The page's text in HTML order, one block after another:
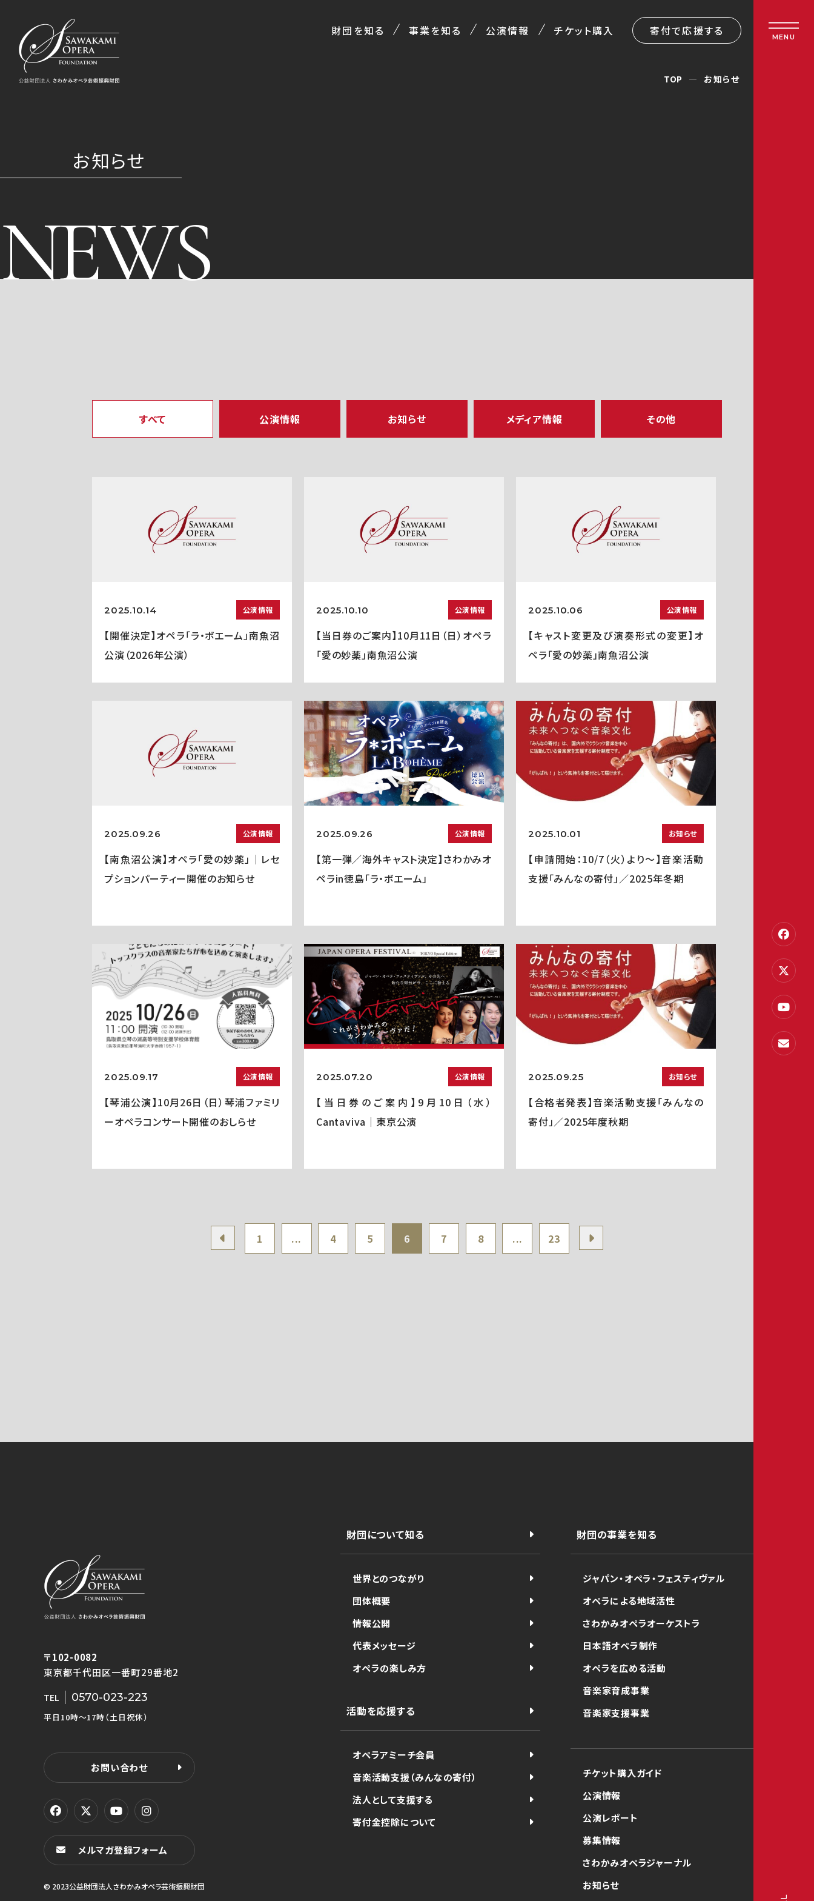
財団を知る 事業を知る 公演情報 チケット購入 寄付で応援する MENU
お知らせ
NEWS
TOP お知らせ
すべて 公演情報 お知らせ メディア情報 その他
2025.10.14 公演情報
【開催決定】オペラ「ラ・ボエーム」南魚沼
公演（2026年公演）
2025.10.10 公演情報
【当日券のご案内】10月11日（日）オペラ
「愛の妙薬」南魚沼公演
2025.10.06 公演情報
【キャスト変更及び演奏形式の変更】オ
ペラ「愛の妙薬」南魚沼公演
2025.09.26 公演情報
【南魚沼公演】オペラ「愛の妙薬」｜レセ
プションパーティー開催のお知らせ
2025.09.26 公演情報
【第一弾／海外キャスト決定】さわかみオ
ペラin徳島「ラ・ボエーム」
2025.10.01 お知らせ
【申請開始：10/7（火）より～】音楽活動
支援「みんなの寄付」／2025年冬期
2025.09.17 公演情報
【琴浦公演】10月26日（日）琴浦ファミリ
ーオペラコンサート開催のおしらせ
2025.07.20 公演情報
【当日券のご案内】9月10日（水）
Cantaviva｜東京公演
2025.09.25 お知らせ
【合格者発表】音楽活動支援「みんなの
寄付」／2025年度秋期
1 ... 4 5 6 7 8 ... 23
〒102-0082
東京都千代田区一番町29番地2
TEL 0570-023-223
平日10時〜17時（土日祝休）
お問い合わせ
メルマガ登録フォーム
© 2023公益財団法人さわかみオペラ芸術振興財団
財団について知る
世界とのつながり
団体概要
情報公開
代表メッセージ
オペラの楽しみ方
活動を応援する
オペラアミーチ会員
音楽活動支援（みんなの寄付）
法人として支援する
寄付金控除について
財団の事業を知る
ジャパン・オペラ・フェスティヴァル
オペラによる地域活性
さわかみオペラオーケストラ
日本語オペラ制作
オペラを広める活動
音楽家育成事業
音楽家支援事業
チケット購入ガイド
公演情報
公演レポート
募集情報
さわかみオペラジャーナル
お知らせ